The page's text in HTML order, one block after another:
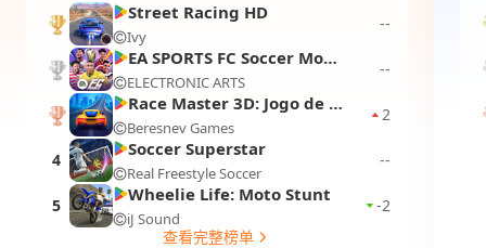
Street Racing HD
Ivy
--
EA SPORTS FC Soccer Mobile 26
ELECTRONIC ARTS
--
Race Master 3D: Jogo de Carro
Beresnev Games
2
4
Soccer Superstar
Real Freestyle Soccer
--
5
Wheelie Life: Moto Stunt
iJ Sound
-2
查看完整榜单